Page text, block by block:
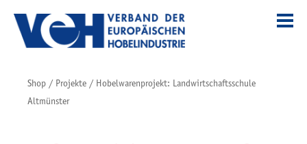
Shop / Projekte / Hobelwarenprojekt: Landwirtschaftsschule
Altmünster